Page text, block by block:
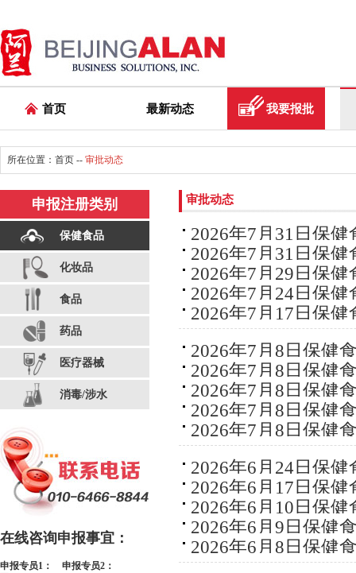
首页 最新动态 我要报批
所在位置： 首页 -- 审批动态
申报注册类别
保健食品
化妆品
食品
药品
医疗器械
消毒/涉水
在线咨询申报事宜：
申报专员1： 申报专员2：
审批动态
2026年7月31日保
2026年7月31日保
2026年7月29日保
2026年7月24日保
2026年7月17日保
2026年7月8日保健
2026年7月8日保健
2026年7月8日保健
2026年7月8日保健
2026年7月8日保健
2026年6月24日保
2026年6月17日保
2026年6月10日保
2026年6月9日保健
2026年6月8日保健